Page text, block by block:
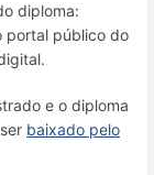
diploma:
portal público do
e o diploma
baixado pelo